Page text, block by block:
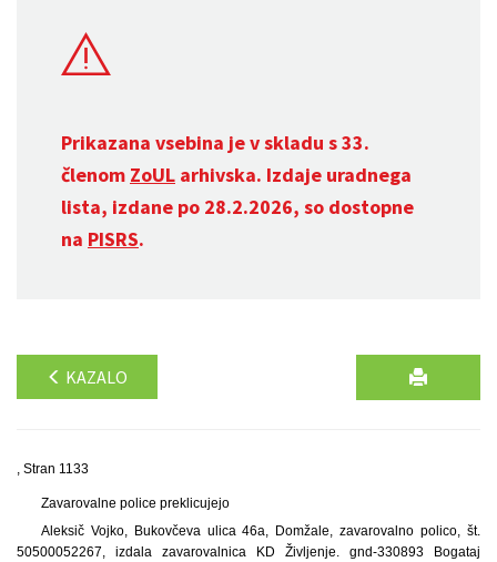
Prikazana vsebina je v skladu s 33.
členom ZoUL arhivska. Izdaje uradnega
lista, izdane po 28.2.2026, so dostopne
na PISRS.
KAZALO
, Stran 1133
Zavarovalne police preklicujejo
Aleksič Vojko, Bukovčeva ulica 46a, Domžale, zavarovalno polico, št.
50500052267, izdala zavarovalnica KD Življenje. gnd-330893 Bogataj